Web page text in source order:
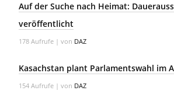
Auf der Suche nach Heimat:
veröffentlicht
178 Aufrufe | von DAZ
Kasachstan plant Parlamentswahl im
154 Aufrufe | von DAZ